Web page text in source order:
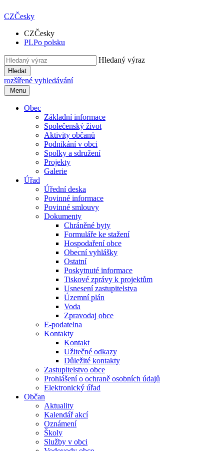
CZČesky
CZČesky
PLPo polsku
Hledaný výraz
Hledat
rozšířené vyhledávání
Menu
Obec
Základní informace
Společenský život
Aktivity občanů
Podnikání v obci
Spolky a sdružení
Projekty
Galerie
Úřad
Úřední deska
Povinné informace
Povinné smlouvy
Dokumenty
Chráněné byty
Formuláře ke stažení
Hospodaření obce
Obecní vyhlášky
Ostatní
Poskytnuté informace
Tiskové zprávy k projektům
Usnesení zastupitelstva
Územní plán
Voda
Zpravodaj obce
E-podatelna
Kontakty
Kontakt
Užitečné odkazy
Důležité kontakty
Zastupitelstvo obce
Prohlášení o ochraně osobních údajů
Elektronický úřad
Občan
Aktuality
Kalendář akcí
Oznámení
Školy
Služby v obci